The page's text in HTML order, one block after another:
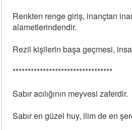
Renkten renge giriş, inançtan
alametlerindendir.
Rezil kişilerin başa geçmesi,
*********************************
Sabır acılığının meyvesi zaferdir.
Sabır en güzel huy, ilim de en